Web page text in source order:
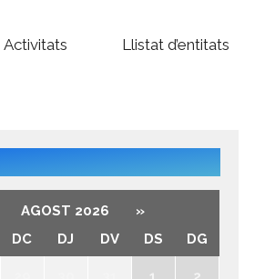
Activitats Llistat d’entitats
AGOST 2026
»
DC DJ DV DS DG